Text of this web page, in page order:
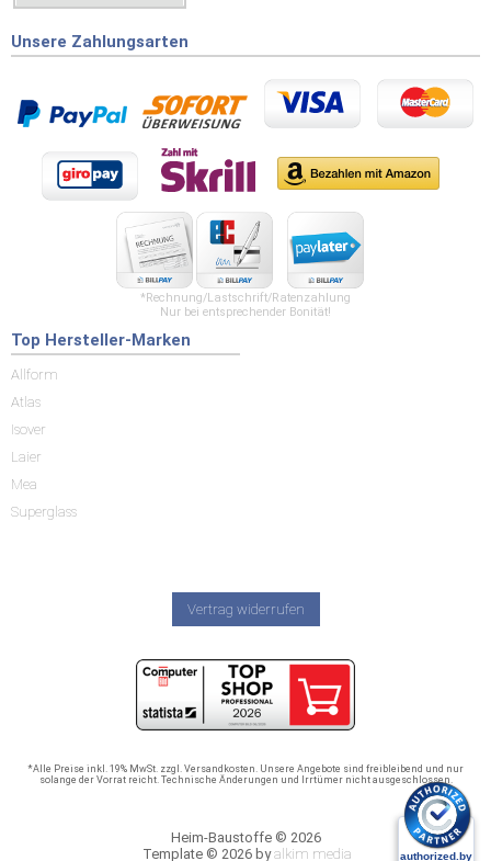
Unsere Zahlungsarten
*Rechnung/Lastschrift/Ratenzahlung
Nur bei entsprechender Bonität!
Top Hersteller-Marken
Allform
Atlas
Isover
Laier
Mea
Superglass
Vertrag widerrufen
*Alle Preise inkl. 19% MwSt. zzgl. Versandkosten. Unsere Angebote sind freibleibend und nur
solange der Vorrat reicht. Technische Änderungen und Irrtümer nicht ausgeschlossen.
Heim-Baustoffe © 2026
Template © 2026 byalkim media